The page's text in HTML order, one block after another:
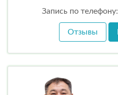
Запись по телефону:
Отзывы